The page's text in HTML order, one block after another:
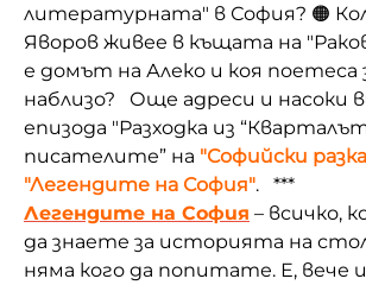
литературната" в София? 🟠
Яворов живее в къщата на
е домът на Алеко и коя поетеса
наблизо? Още адреси и насоки
епизода "Разходка из
писателите” на "Софийски
"Легендите на София". ***
Легендите на София – всичко,
да знаете за историята на
няма кого да попитате. Е, вече